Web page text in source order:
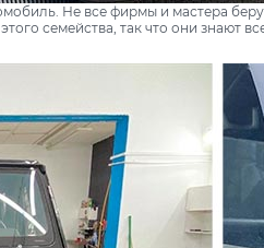
Не все фирмы и мастера
семейства, так что они знают